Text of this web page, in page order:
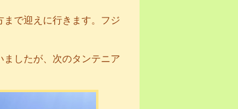
で迎えに行きます。フジ
したが、次のタンテニア